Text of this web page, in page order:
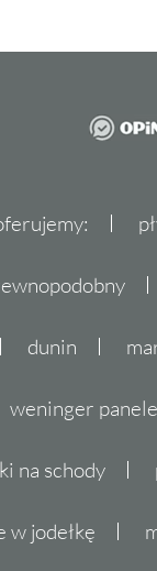
dunin
weninger
na schody
w jodełkę